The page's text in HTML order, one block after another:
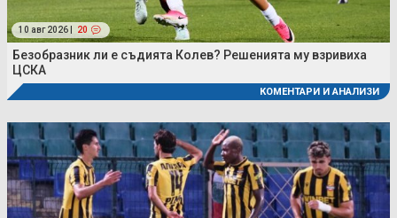
10 авг 2026 | 20
Безобразник ли е съдията Колев? Решенията му взривиха
ЦСКА
КОМЕНТАРИ И АНАЛИЗИ